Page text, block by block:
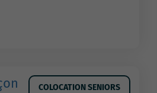
COLOCATION SENIORS